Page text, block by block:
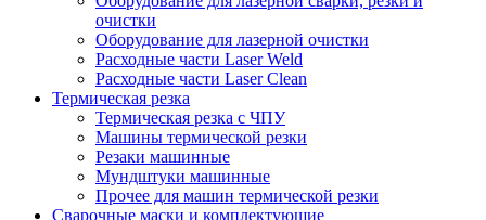
очистки
Оборудование для лазерной очистки
Расходные части Laser Weld
Расходные части Laser Clean
Термическая резка
Термическая резка с ЧПУ
Машины термической резки
Резаки машинные
Мундштуки машинные
Прочее для машин термической резки
Сварочные маски и комплектующие